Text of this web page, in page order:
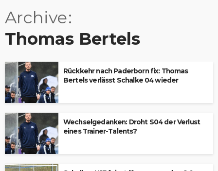
Archive
Thomas Bertels
Rückkehr nach Paderborn fix: Thomas
Bertels verlässt Schalke 04 wieder
Wechselgedanken: Droht S04 der Verlust
eines Trainer-Talents?